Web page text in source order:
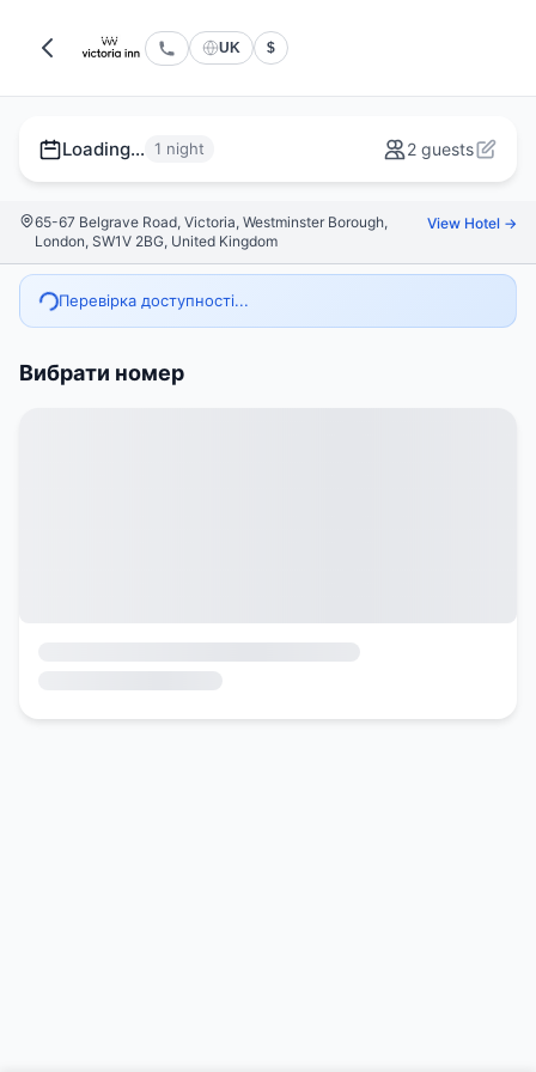
UK $
Loading... 1 night 2 guests
65-67 Belgrave Road, Victoria, Westminster Borough,
London, SW1V 2BG, United Kingdom
View Hotel →
Перевірка доступності...
Вибрати номер